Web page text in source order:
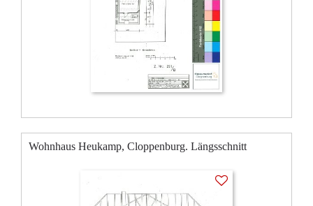
Wohnhaus Heukamp, Cloppenburg. Längsschnitt